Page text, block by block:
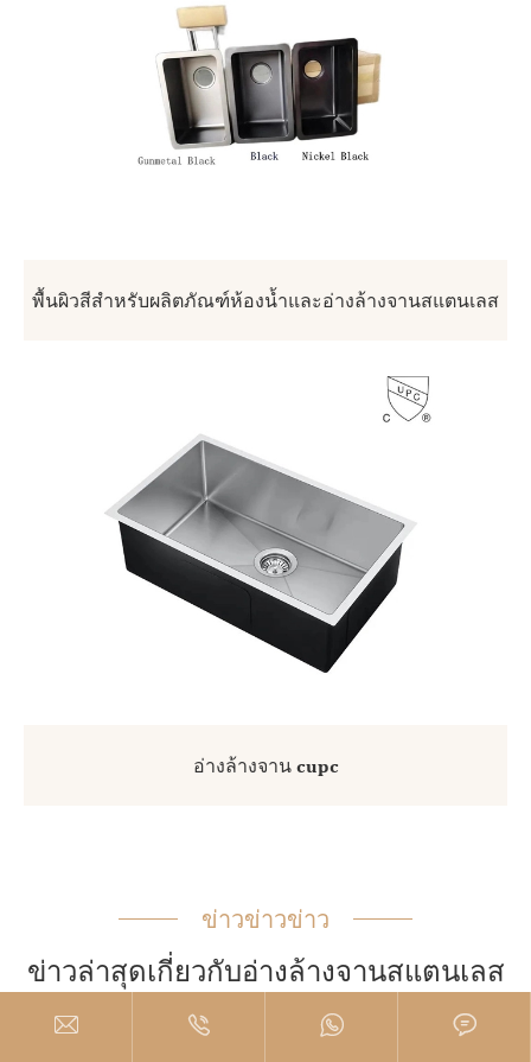
พื้นผิวสีสำหรับผลิตภัณฑ์ห้องน้ำและอ่างล้างจานสแตนเลส
อ่างล้างจาน cupc
ข่าวข่าวข่าว
ข่าวล่าสุดเกี่ยวกับอ่างล้างจานสแตนเลส
และผลิตภัณฑ์ห้องน้ำ
   